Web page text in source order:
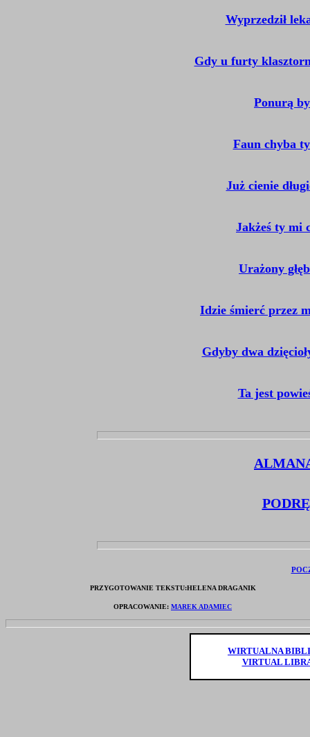
Wyprzedził
Gdy u furty
Ponurą
Faun chyba
Już cienie
Jakżeś ty mi
Urażony
Idzie śmierć przez
Gdyby dwa
Ta jest
PRZYGOTOWANIE TEKSTU:HELENA DRAGANIK
OPRACOWANIE: MAREK ADAMIEC
WIRTUALNA
VIRTUAL